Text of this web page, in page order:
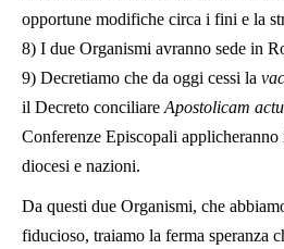
opportune modifiche circa i fini e la
8) I due Organismi avranno sede in
9) Decretiamo che da oggi cessi la
il Decreto conciliare Apostolicam
Conferenze Episcopali
diocesi e nazioni.
Da questi due Organismi, che
fiducioso, traiamo la ferma speranza